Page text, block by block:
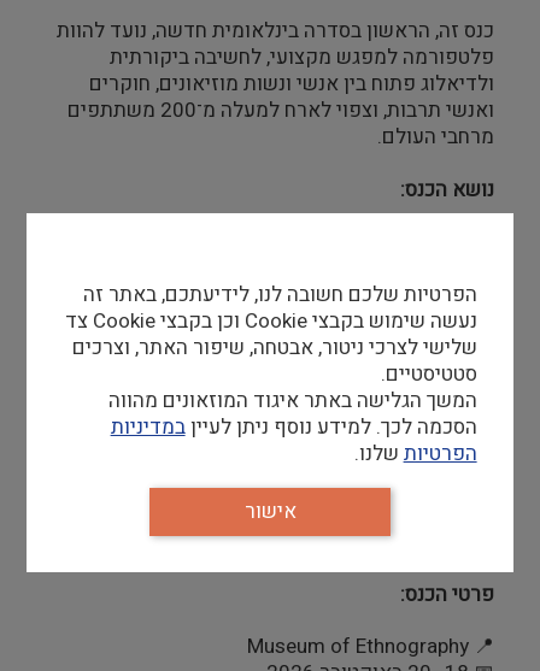
כנס זה, הראשון בסדרה בינלאומית חדשה, נועד להוות
פלטפורמה למפגש מקצועי, לחשיבה ביקורתית
ולדיאלוג פתוח בין אנשי ונשות מוזיאונים, חוקרים
ואנשי תרבות, וצפוי לארח למעלה מ־200 משתתפים
מרחבי העולם.
נושא הכנס:
הכנס מזמין עיסוק בשאלות כגון:
עד כמה תערוכות קבע הן אכן "קבועות"?
אילו נרטיבים והחלטות מוסדיות מעצבים את
מושג הקביעות?
כיצד ניתן לחשוב מחדש על תערוכות קבע בעידן
הנוכחי?
חוקרים ואנשי מקצוע מוזמנים להגיש הצעות העוסקות
בנושאים אלו ובתחומים משיקים.
פרטי הכנס:
📍
Museum of Ethnography
הפרטיות שלכם חשובה לנו, לידיעתכם, באתר זה
נעשה שימוש בקבצי Cookie וכן בקבצי Cookie צד
שלישי לצרכי ניטור, אבטחה, שיפור האתר, וצרכים
סטטיסטיים.
המשך הגלישה באתר איגוד המוזאונים מהווה
הסכמה לכך. למידע נוסף ניתן לעייןבמדיניות
הפרטיות שלנו.
אישור